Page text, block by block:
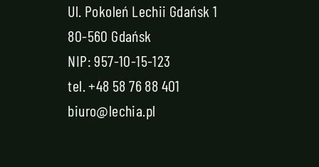
Ul. Pokoleń Lechii Gdańsk 1
80-560 Gdańsk
NIP: 957-10-15-123
tel.+48 58 76 88 401
biuro@lechia.pl